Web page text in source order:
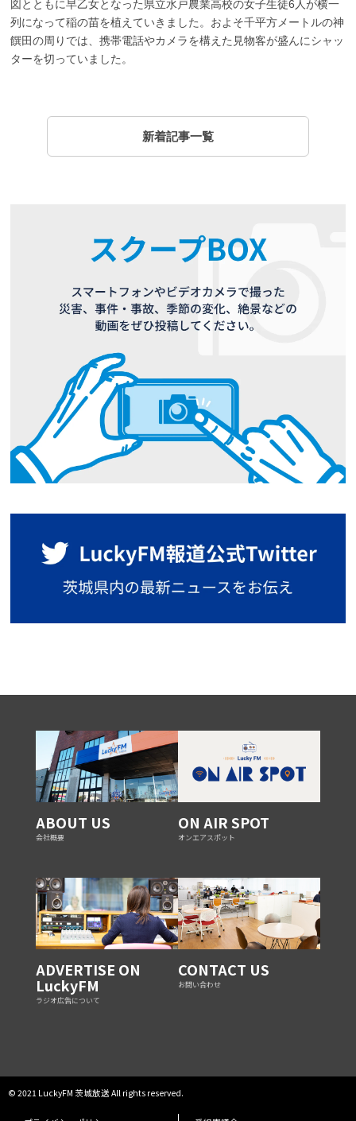
図とともに早乙女となった県立水戸農業高校の女子生徒6人が横一
列になって稲の苗を植えていきました。およそ千平方メートルの神
饌田の周りでは、携帯電話やカメラを構えた見物客が盛んにシャッ
ターを切っていました。
新着記事一覧
ABOUT US
会社概要
ON AIR SPOT
オンエアスポット
ADVERTISE ON
LuckyFM
ラジオ広告について
CONTACT US
お問い合わせ
© 2021 LuckyFM 茨城放送 All rights reserved.